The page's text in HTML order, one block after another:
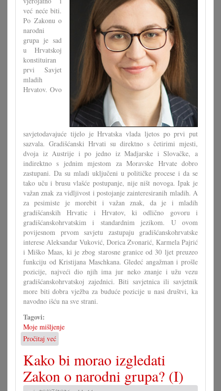
već neće biti.
Po Zakonu o
narodni
grupa je sad
u Hrvatskoj
konstituiran
prvi Savjet
mladih
Hrvatov. Ovo
savjetodavajuće tijelo je Hrvatska vlada ljetos po prvi put
sazvala. Gradišćanski Hrvati su direktno s četirimi mjesti,
dvoja iz Austrije i po jedno iz Madjarske i Slovačke, a
indirektno s jednim mjestom za Moravske Hrvate dobro
zastupani. Da su mladi uključeni u političke procese i da se
tako uču i brusu vlašće postupanje, nije ništ novoga. Ipak je
važan znak za vidljivost i postojanje zainteresiranih mladih. A
za pesimiste je morebit i važan znak, da je i mladih
gradišćanskih Hrvatic i Hrvatov, ki odlično govoru i
gradišćanskohrvatskim i standardnim jezikom. U ovom
povijesnom prvom savjetu zastupaju gradišćanskohrvatske
interese Aleksandar Vuković, Dorica Zvonarić, Karmela Pajrić
i Miško Maas, ki je zbog starosne granice od 30 ljet preuzeo
funkciju od Kristijana Maschkana. Gledeć angažman i prošle
pozicije, najveći dio njih ima jur neko znanje i užu vezu
gradišćanskohrvatskoj zajednici. Biti savjetnica ili savjetnik
more biti dobra vježba za buduće pozicije u nasi društvi, ka
navodno išću na sve strani.
Tagovi:
Moje mišljenje
Pročitaj već
U
čem
more
pomoći
Savjet
Kako bi morao izgledati
Zakon o narodni grupa? (I)